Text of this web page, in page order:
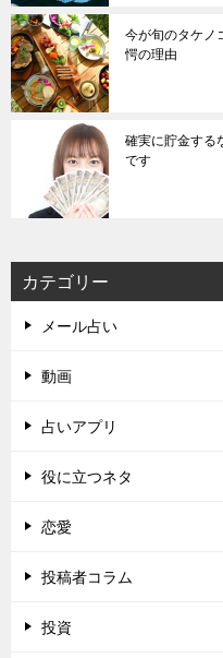
今が旬のタケノ
愕の理由
確実に貯金する
です
カテゴリー
メール占い
動画
占いアプリ
役に立つネタ
恋愛
投稿者コラム
投資